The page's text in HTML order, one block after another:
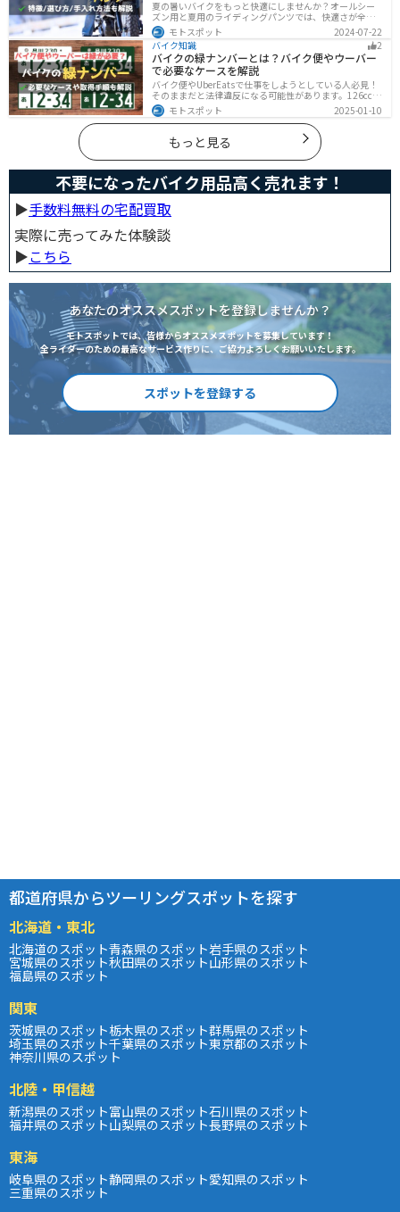
に乗ろう
夏の暑いバイクをもっと快適にしませんか？オールシー
ズン用と夏用のライディングパンツでは、快適さが全然
違います。生地の大半がメッシュ素材で作られた夏用で
は通気性・透湿性に優れており、熱気を逃しつつ汗をし
っかりと乾かしてくれます。そんな夏用ライディングパ
ンツの選び方や特徴オススメ商品をまとめました。
モトスポット
2024-07-22
バイク知識
2
バイクの緑ナンバーとは？バイク便やウーバー
で必要なケースを解説
バイク便やUberEatsで仕事をしようとしている人必見！
そのままだと法律違反になる可能性があります。126cc以
上のバイクで運送事業を行う場合、緑ナンバー（事業
用）が必要になります。本記事では緑ナンバーの必要な
ケースや取得方法を解説します。
モトスポット 2025-01-10
もっと見る
不要になったバイク用品高く売れます！
▶︎手数料無料の宅配買取
実際に売ってみた体験談
▶︎こちら
あなたのオススメスポットを登録しませんか？
モトスポットでは、皆様からオススメスポットを募集しています！
全ライダーのための最高なサービス作りに、ご協力よろしくお願いいたします。
スポットを登録する
都道府県からツーリングスポットを探す
北海道・東北
北海道のスポット青森県のスポット岩手県のスポット
宮城県のスポット秋田県のスポット山形県のスポット
福島県のスポット
関東
茨城県のスポット栃木県のスポット群馬県のスポット
埼玉県のスポット千葉県のスポット東京都のスポット
神奈川県のスポット
北陸・甲信越
新潟県のスポット富山県のスポット石川県のスポット
福井県のスポット山梨県のスポット長野県のスポット
東海
岐阜県のスポット静岡県のスポット愛知県のスポット
三重県のスポット